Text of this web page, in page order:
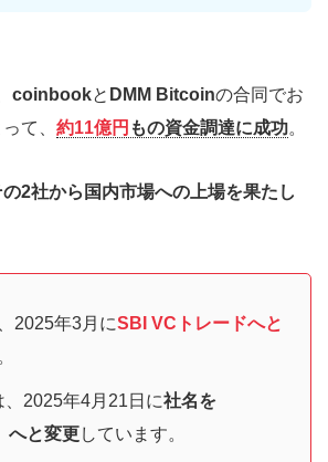
coinbookと DMM Bitcoinの合同でお
て、 約11億円 もの資金調達に成功。
の2社から国内市場への上場を果たし
2025年3月にSBI VCトレードへと
、2025年4月21日に社名を
へと変更しています。